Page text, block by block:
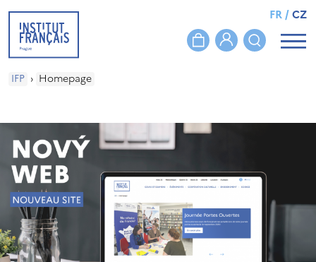
FR/CZ
IFP › Homepage